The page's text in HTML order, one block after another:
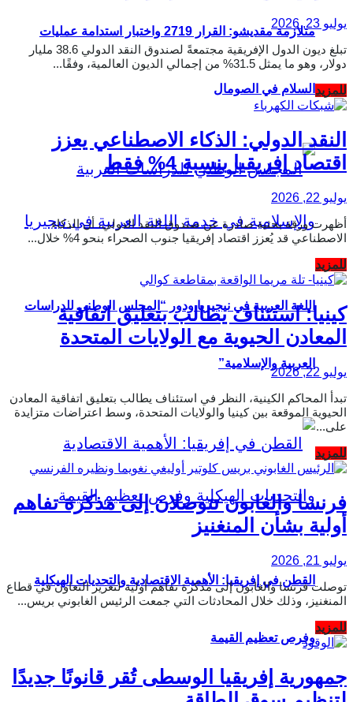
متلازمة مقديشو: القرار 2719 واختبار استدامة عمليات
السلام في الصومال
اللغة العربية في نيجيريا ودور “المجلس الوطني للدراسات
العربية والإسلامية”
القطن في إفريقيا: الأهمية الاقتصادية والتحديات الهيكلية
وفرص تعظيم القيمة
يوليو 23, 2026
تبلغ ديون الدول الإفريقية مجتمعةً لصندوق النقد الدولي 38.6 مليار
دولار، وهو ما يمثل 31.5% من إجمالي الديون العالمية، وفقًا...
للمزيدDetails
النقد الدولي: الذكاء الاصطناعي يعزز
اقتصاد إفريقيا بنسبة 4% فقط
يوليو 22, 2026
أظهرت ورقة بحثية صادرة عن صندوق النقد الدولي، أن الذكاء
الاصطناعي قد يُعزز اقتصاد إفريقيا جنوب الصحراء بنحو 4% خلال...
للمزيدDetails
كينيا: استئناف يطالب بتعليق اتفاقية
المعادن الحيوية مع الولايات المتحدة
يوليو 22, 2026
تبدأ المحاكم الكينية، النظر في استئناف يطالب بتعليق اتفاقية المعادن
الحيوية الموقعة بين كينيا والولايات المتحدة، وسط اعتراضات متزايدة
على...
للمزيدDetails
فرنسا والغابون تتوصلان إلى مذكرة تفاهم
أولية بشأن المنغنيز
يوليو 21, 2026
توصلت فرنسا والغابون إلى مذكرة تفاهم أولية لتعزيز التعاون في قطاع
المنغنيز، وذلك خلال المحادثات التي جمعت الرئيس الغابوني بريس...
للمزيدDetails
جمهورية إفريقيا الوسطى تُقر قانونًا جديدًا